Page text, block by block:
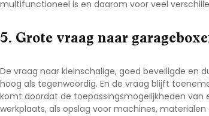
multifunctioneel is en daarom voor veel
5. Grote vraag naar
De vraag naar kleinschalige, goed beveiligde en
hoog als tegenwoordig. En de vraag blijft
komt doordat de toepassingsmogelijkheden van
werkplaats, als opslag voor machines,